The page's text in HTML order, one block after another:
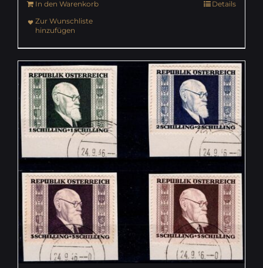
In den Warenkorb
Details
Zur Wunschliste
hinzufügen